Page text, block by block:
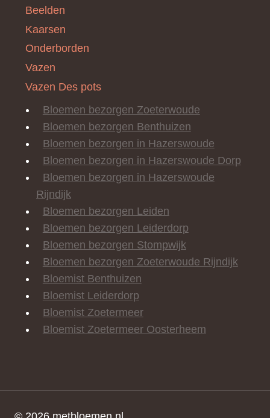
Beelden
Kaarsen
Onderborden
Vazen
Vazen Des pots
Bloemen bezorgen Zoeterwoude
Bloemen bezorgen Benthuizen
Bloemen bezorgen in Hazerswoude
Bloemen bezorgen in Hazerswoude Dorp
Bloemen bezorgen in Hazerswoude
Rijndijk
Bloemen bezorgen Leiden
Bloemen bezorgen Leiderdorp
Bloemen bezorgen Stompwijk
Bloemen bezorgen Zoeterwoude Rijndijk
Bloemist Benthuizen
Bloemist Leiderdorp
Bloemist Zoetermeer
Bloemist Zoetermeer Oosterheem